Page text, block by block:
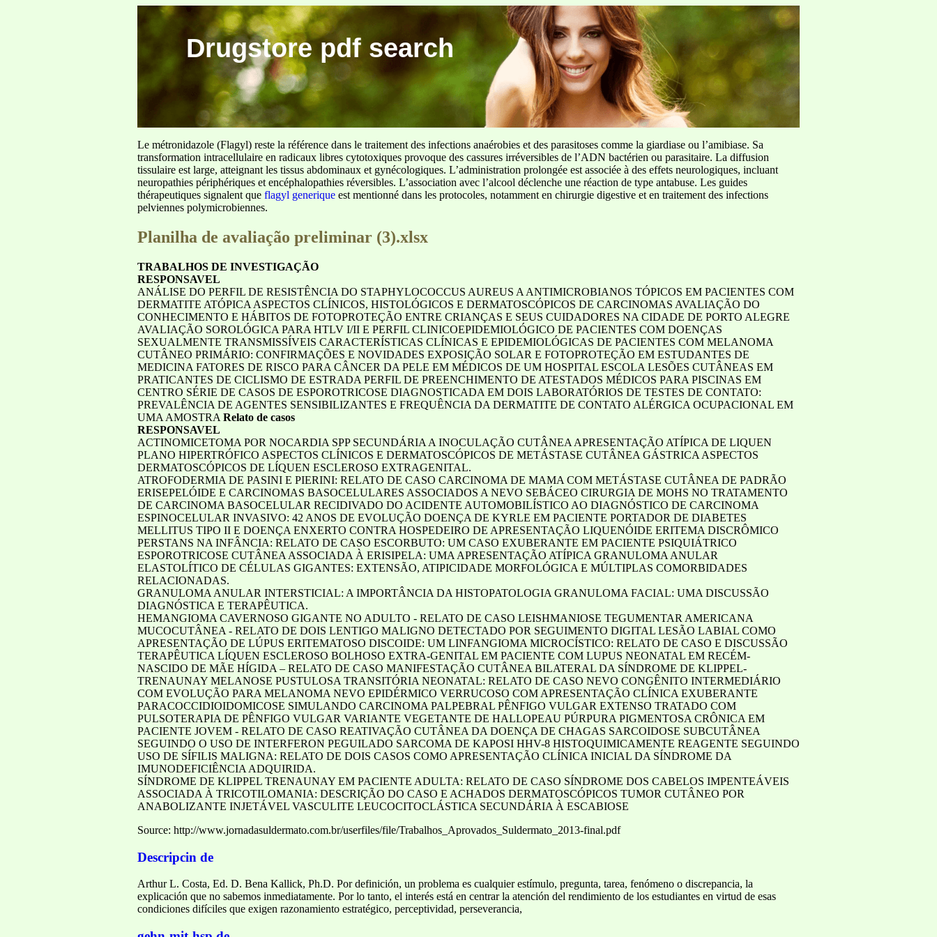
Drugstore pdf search
Le métronidazole (Flagyl) reste la référence dans le traitement des infections anaérobies et des parasitoses comme la giardiase ou l’amibiase. Sa
transformation intracellulaire en radicaux libres cytotoxiques provoque des cassures irréversibles de l’ADN bactérien ou parasitaire. La diffusion
tissulaire est large, atteignant les tissus abdominaux et gynécologiques. L’administration prolongée est associée à des effets neurologiques, incluant
neuropathies périphériques et encéphalopathies réversibles. L’association avec l’alcool déclenche une réaction de type antabuse. Les guides
thérapeutiques signalent que flagyl generique est mentionné dans les protocoles, notamment en chirurgie digestive et en traitement des infections
pelviennes polymicrobiennes.
Planilha de avaliação preliminar (3).xlsx
TRABALHOS DE INVESTIGAÇÃO
RESPONSAVEL
ANÁLISE DO PERFIL DE RESISTÊNCIA DO STAPHYLOCOCCUS AUREUS A ANTIMICROBIANOS TÓPICOS EM PACIENTES COM
DERMATITE ATÓPICA ASPECTOS CLÍNICOS, HISTOLÓGICOS E DERMATOSCÓPICOS DE CARCINOMAS AVALIAÇÃO DO
CONHECIMENTO E HÁBITOS DE FOTOPROTEÇÃO ENTRE CRIANÇAS E SEUS CUIDADORES NA CIDADE DE PORTO ALEGRE
AVALIAÇÃO SOROLÓGICA PARA HTLV I/II E PERFIL CLINICOEPIDEMIOLÓGICO DE PACIENTES COM DOENÇAS
SEXUALMENTE TRANSMISSÍVEIS CARACTERÍSTICAS CLÍNICAS E EPIDEMIOLÓGICAS DE PACIENTES COM MELANOMA
CUTÂNEO PRIMÁRIO: CONFIRMAÇÕES E NOVIDADES EXPOSIÇÃO SOLAR E FOTOPROTEÇÃO EM ESTUDANTES DE
MEDICINA FATORES DE RISCO PARA CÂNCER DA PELE EM MÉDICOS DE UM HOSPITAL ESCOLA LESÕES CUTÂNEAS EM
PRATICANTES DE CICLISMO DE ESTRADA PERFIL DE PREENCHIMENTO DE ATESTADOS MÉDICOS PARA PISCINAS EM
CENTRO SÉRIE DE CASOS DE ESPOROTRICOSE DIAGNOSTICADA EM DOIS LABORATÓRIOS DE TESTES DE CONTATO:
PREVALÊNCIA DE AGENTES SENSIBILIZANTES E FREQUÊNCIA DA DERMATITE DE CONTATO ALÉRGICA OCUPACIONAL EM
UMA AMOSTRA Relato de casos
RESPONSAVEL
ACTINOMICETOMA POR NOCARDIA SPP SECUNDÁRIA A INOCULAÇÃO CUTÂNEA APRESENTAÇÃO ATÍPICA DE LIQUEN
PLANO HIPERTRÓFICO ASPECTOS CLÍNICOS E DERMATOSCÓPICOS DE METÁSTASE CUTÂNEA GÁSTRICA ASPECTOS
DERMATOSCÓPICOS DE LÍQUEN ESCLEROSO EXTRAGENITAL.
ATROFODERMIA DE PASINI E PIERINI: RELATO DE CASO CARCINOMA DE MAMA COM METÁSTASE CUTÂNEA DE PADRÃO
ERISEPELÓIDE E CARCINOMAS BASOCELULARES ASSOCIADOS A NEVO SEBÁCEO CIRURGIA DE MOHS NO TRATAMENTO
DE CARCINOMA BASOCELULAR RECIDIVADO DO ACIDENTE AUTOMOBILÍSTICO AO DIAGNÓSTICO DE CARCINOMA
ESPINOCELULAR INVASIVO: 42 ANOS DE EVOLUÇÃO DOENÇA DE KYRLE EM PACIENTE PORTADOR DE DIABETES
MELLITUS TIPO II E DOENÇA ENXERTO CONTRA HOSPEDEIRO DE APRESENTAÇÃO LIQUENÓIDE ERITEMA DISCRÔMICO
PERSTANS NA INFÂNCIA: RELATO DE CASO ESCORBUTO: UM CASO EXUBERANTE EM PACIENTE PSIQUIÁTRICO
ESPOROTRICOSE CUTÂNEA ASSOCIADA À ERISIPELA: UMA APRESENTAÇÃO ATÍPICA GRANULOMA ANULAR
ELASTOLÍTICO DE CÉLULAS GIGANTES: EXTENSÃO, ATIPICIDADE MORFOLÓGICA E MÚLTIPLAS COMORBIDADES
RELACIONADAS.
GRANULOMA ANULAR INTERSTICIAL: A IMPORTÂNCIA DA HISTOPATOLOGIA GRANULOMA FACIAL: UMA DISCUSSÃO
DIAGNÓSTICA E TERAPÊUTICA.
HEMANGIOMA CAVERNOSO GIGANTE NO ADULTO - RELATO DE CASO LEISHMANIOSE TEGUMENTAR AMERICANA
MUCOCUTÂNEA - RELATO DE DOIS LENTIGO MALIGNO DETECTADO POR SEGUIMENTO DIGITAL LESÃO LABIAL COMO
APRESENTAÇÃO DE LÚPUS ERITEMATOSO DISCOIDE: UM LINFANGIOMA MICROCÍSTICO: RELATO DE CASO E DISCUSSÃO
TERAPÊUTICA LÍQUEN ESCLEROSO BOLHOSO EXTRA-GENITAL EM PACIENTE COM LUPUS NEONATAL EM RECÉM-
NASCIDO DE MÃE HÍGIDA – RELATO DE CASO MANIFESTAÇÃO CUTÂNEA BILATERAL DA SÍNDROME DE KLIPPEL-
TRENAUNAY MELANOSE PUSTULOSA TRANSITÓRIA NEONATAL: RELATO DE CASO NEVO CONGÊNITO INTERMEDIÁRIO
COM EVOLUÇÃO PARA MELANOMA NEVO EPIDÉRMICO VERRUCOSO COM APRESENTAÇÃO CLÍNICA EXUBERANTE
PARACOCCIDIOIDOMICOSE SIMULANDO CARCINOMA PALPEBRAL PÊNFIGO VULGAR EXTENSO TRATADO COM
PULSOTERAPIA DE PÊNFIGO VULGAR VARIANTE VEGETANTE DE HALLOPEAU PÚRPURA PIGMENTOSA CRÔNICA EM
PACIENTE JOVEM - RELATO DE CASO REATIVAÇÃO CUTÂNEA DA DOENÇA DE CHAGAS SARCOIDOSE SUBCUTÂNEA
SEGUINDO O USO DE INTERFERON PEGUILADO SARCOMA DE KAPOSI HHV-8 HISTOQUIMICAMENTE REAGENTE SEGUINDO
USO DE SÍFILIS MALIGNA: RELATO DE DOIS CASOS COMO APRESENTAÇÃO CLÍNICA INICIAL DA SÍNDROME DA
IMUNODEFICIÊNCIA ADQUIRIDA.
SÍNDROME DE KLIPPEL TRENAUNAY EM PACIENTE ADULTA: RELATO DE CASO SÍNDROME DOS CABELOS IMPENTEÁVEIS
ASSOCIADA À TRICOTILOMANIA: DESCRIÇÃO DO CASO E ACHADOS DERMATOSCÓPICOS TUMOR CUTÂNEO POR
ANABOLIZANTE INJETÁVEL VASCULITE LEUCOCITOCLÁSTICA SECUNDÁRIA À ESCABIOSE
Source: http://www.jornadasuldermato.com.br/userfiles/file/Trabalhos_Aprovados_Suldermato_2013-final.pdf
Descripcin de
Arthur L. Costa, Ed. D. Bena Kallick, Ph.D. Por definición, un problema es cualquier estímulo, pregunta, tarea, fenómeno o discrepancia, la
explicación que no sabemos inmediatamente. Por lo tanto, el interés está en centrar la atención del rendimiento de los estudiantes en virtud de esas
condiciones difíciles que exigen razonamiento estratégico, perceptividad, perseverancia,